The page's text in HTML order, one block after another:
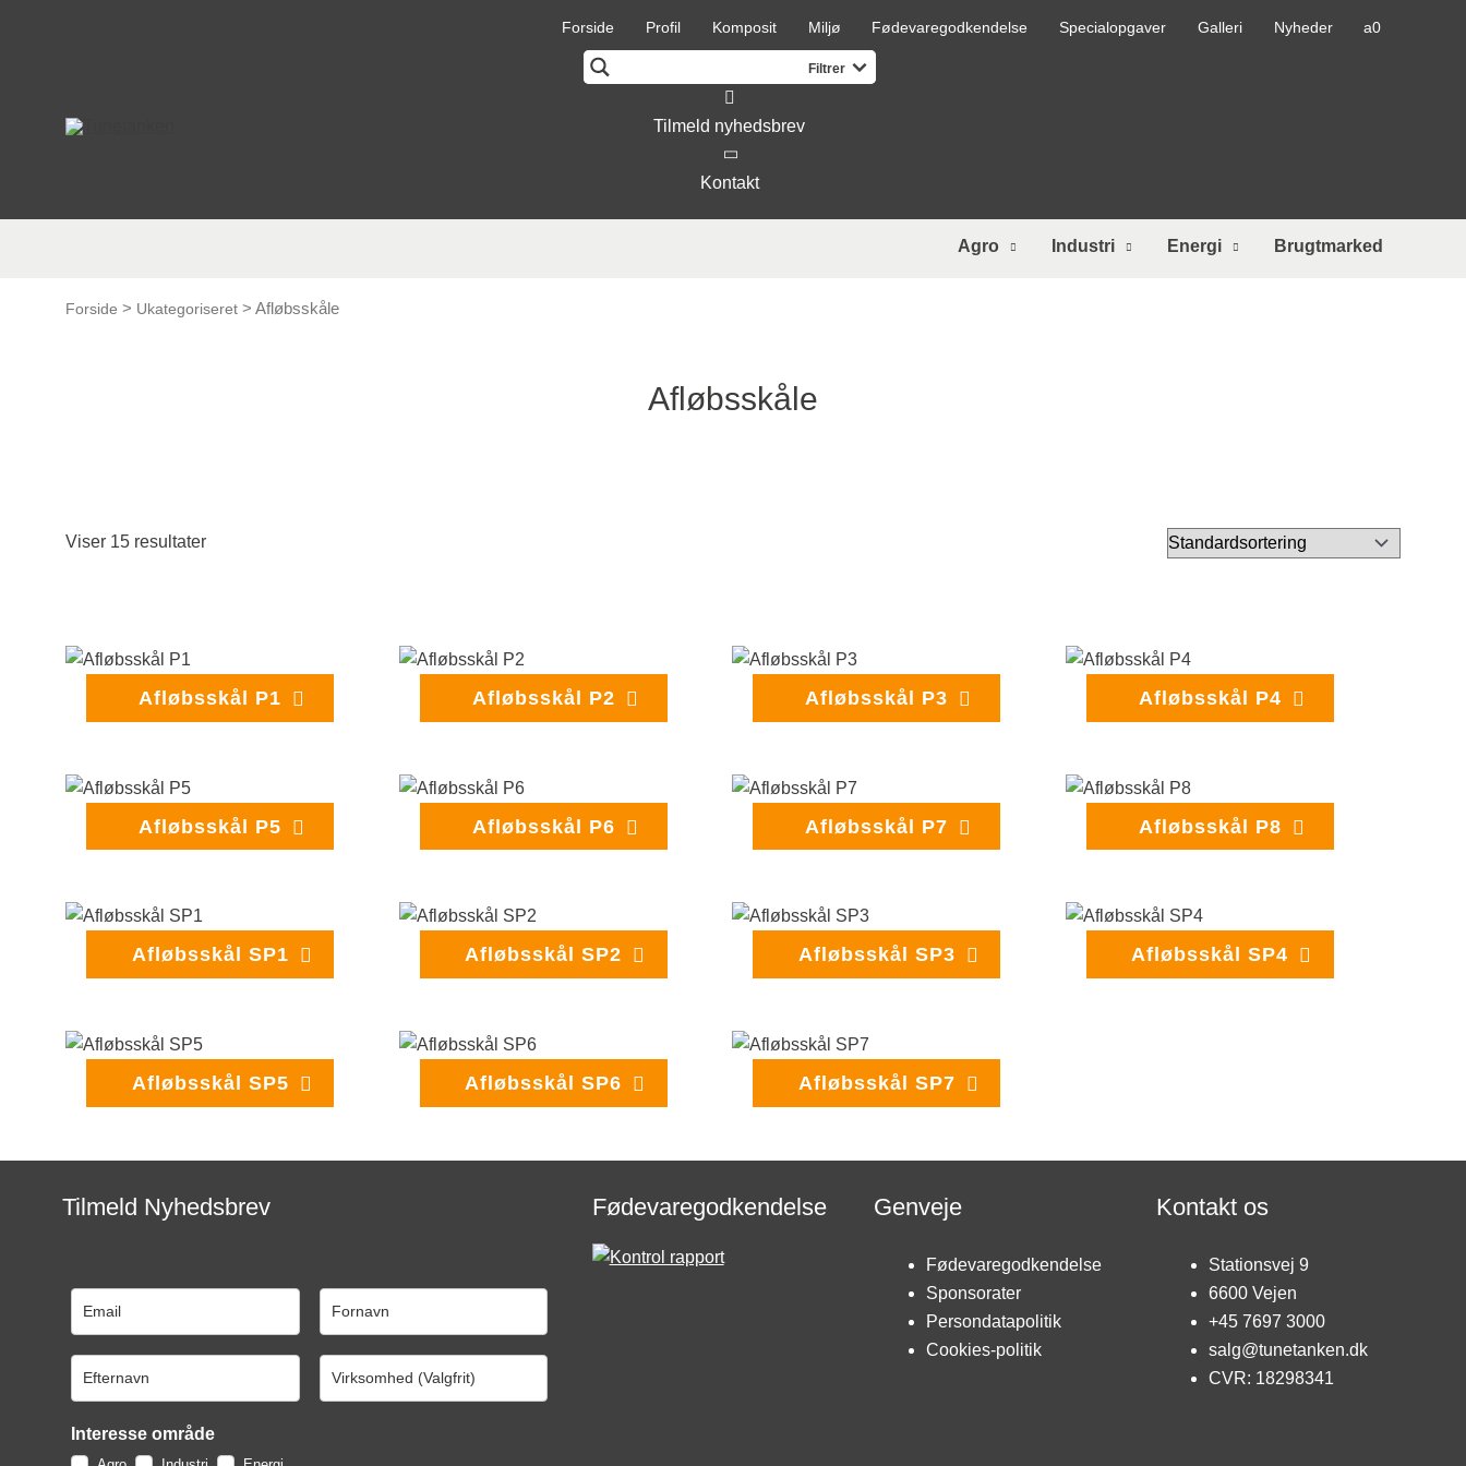
Forside Profil Komposit Miljø Fødevaregodkendelse Specialopgaver Galleri Nyheder
Tilmeld nyhedsbrev
Kontakt
Agro Industri Energi Brugtmarked
Forside > Ukategoriseret > Afløbsskåle
Afløbsskåle
Viser 15 resultater
Afløbsskål P1 Afløbsskål P2 Afløbsskål P3 Afløbsskål P4
Afløbsskål P5 Afløbsskål P6 Afløbsskål P7 Afløbsskål P8
Afløbsskål SP1 Afløbsskål SP2 Afløbsskål SP3 Afløbsskål SP4
Afløbsskål SP5 Afløbsskål SP6 Afløbsskål SP7
Tilmeld Nyhedsbrev
Interesse område
Fødevaregodkendelse Genveje
Fødevaregodkendelse
Sponsorater
Persondatapolitik
Cookies-politik
Kontakt os
Stationsvej 9
6600 Vejen
+45 7697 3000
salg@tunetanken.dk
CVR: 18298341